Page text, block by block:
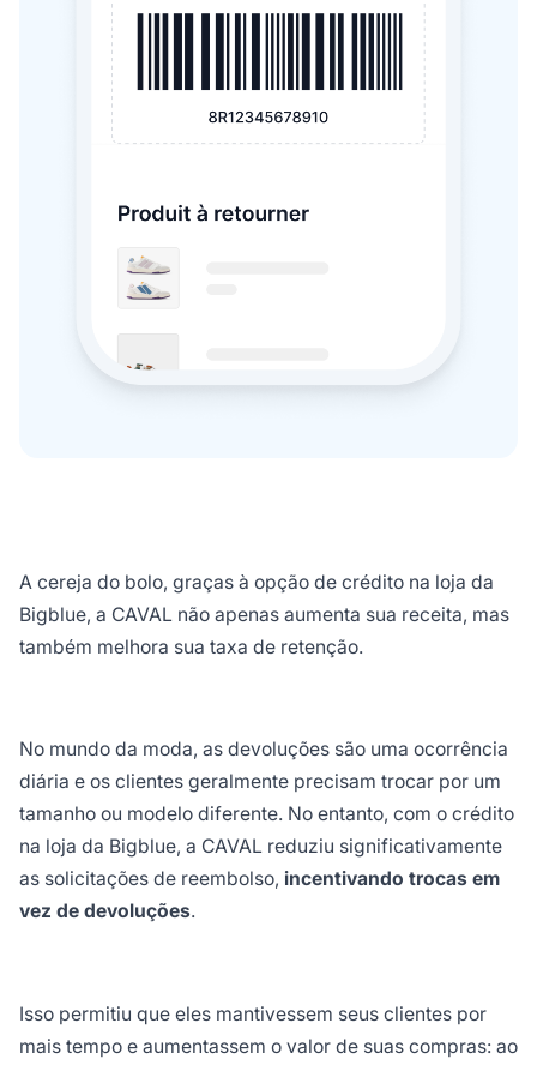
A cereja do bolo, graças à opção de crédito na loja da
Bigblue, a CAVAL não apenas aumenta sua receita, mas
também melhora sua taxa de retenção.
No mundo da moda, as devoluções são uma ocorrência
diária e os clientes geralmente precisam trocar por um
tamanho ou modelo diferente. No entanto, com o crédito
na loja da Bigblue, a CAVAL reduziu significativamente
as solicitações de reembolso, incentivando trocas em
vez de devoluções.
Isso permitiu que eles mantivessem seus clientes por
mais tempo e aumentassem o valor de suas compras: ao